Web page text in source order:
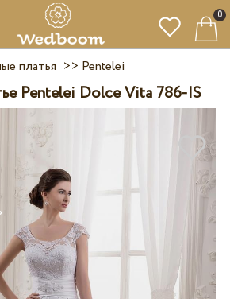
0
платья >> Pentelei
Pentelei Dolce Vita 786-IS